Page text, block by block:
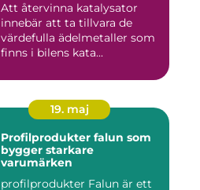
Att återvinna katalysator
innebär att ta tillvara de
värdefulla ädelmetaller som
finns i bilens kata...
19. maj
Profilprodukter falun som
bygger starkare
varumärken
profilprodukter Falun är ett